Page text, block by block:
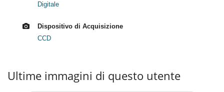
Digitale
Dispositivo di Acquisizione
CCD
Ultime immagini di questo utente